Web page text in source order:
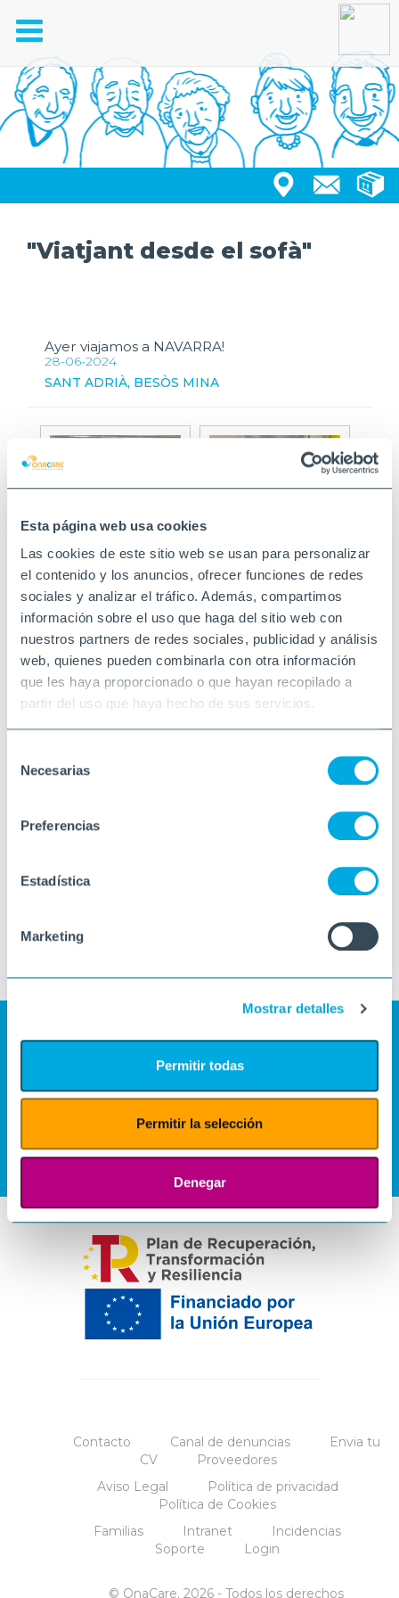
Esta página web usa cookies
Las cookies de este sitio web se usan para personalizar
el contenido y los anuncios, ofrecer funciones de redes
sociales y analizar el tráfico. Además, compartimos
información sobre el uso que haga del sitio web con
nuestros partners de redes sociales, publicidad y análisis
web, quienes pueden combinarla con otra información
que les haya proporcionado o que hayan recopilado a
partir del uso que haya hecho de sus servicios.
Necesarias
Preferencias
Estadística
Marketing
Mostrar detalles
Permitir todas
Permitir la selección
Denegar
Toggle
navigation
"Viatjant desde el sofà"
Ayer viajamos a NAVARRA!
28-06-2024
SANT ADRIÀ, BESÒS MINA
Contacto Canal de denuncias
Envia tu
CV
Proveedores
Aviso Legal
Política de privacidad
Política de Cookies
Familias
Intranet
Incidencias
Soporte
Login
© OnaCare. 2026 - Todos los derechos